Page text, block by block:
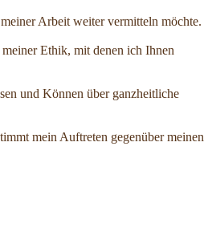
Arbeit weiter vermitteln möchte.
Ethik, mit denen ich Ihnen
und Können über ganzheitliche
mein Auftreten gegenüber meinen